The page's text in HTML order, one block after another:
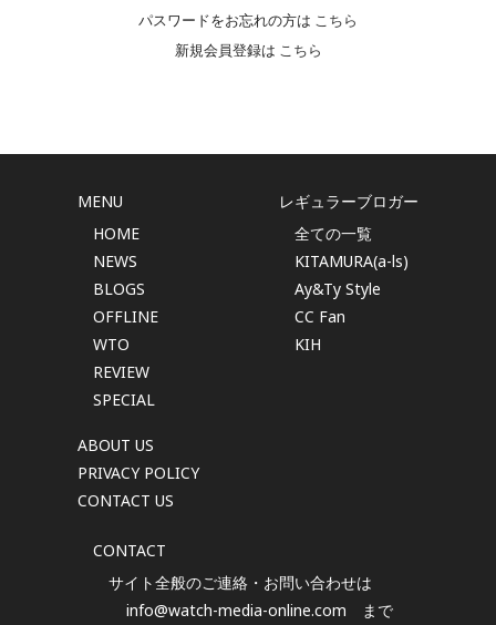
パスワードをお忘れの方は こちら
新規会員登録は こちら
MENU
HOME
NEWS
BLOGS
OFFLINE
WTO
REVIEW
SPECIAL
ABOUT US
PRIVACY POLICY
CONTACT US
レギュラーブロガー
全ての一覧
KITAMURA(a-ls)
Ay&Ty Style
CC Fan
KIH
CONTACT
サイト全般のご連絡・お問い合わせは
info@watch-media-online.com まで